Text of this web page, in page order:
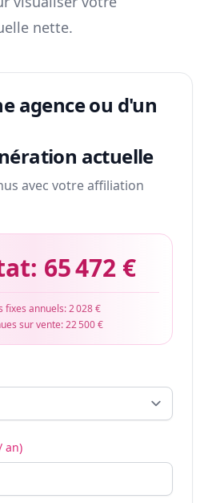
nette.
agence ou d'un
actuelle
avec votre affiliation
65 472 €
fixes annuels:2 028 €
sur vente:22 500 €
an)